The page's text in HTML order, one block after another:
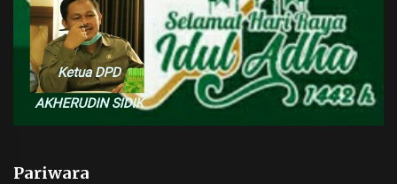
Pariwara